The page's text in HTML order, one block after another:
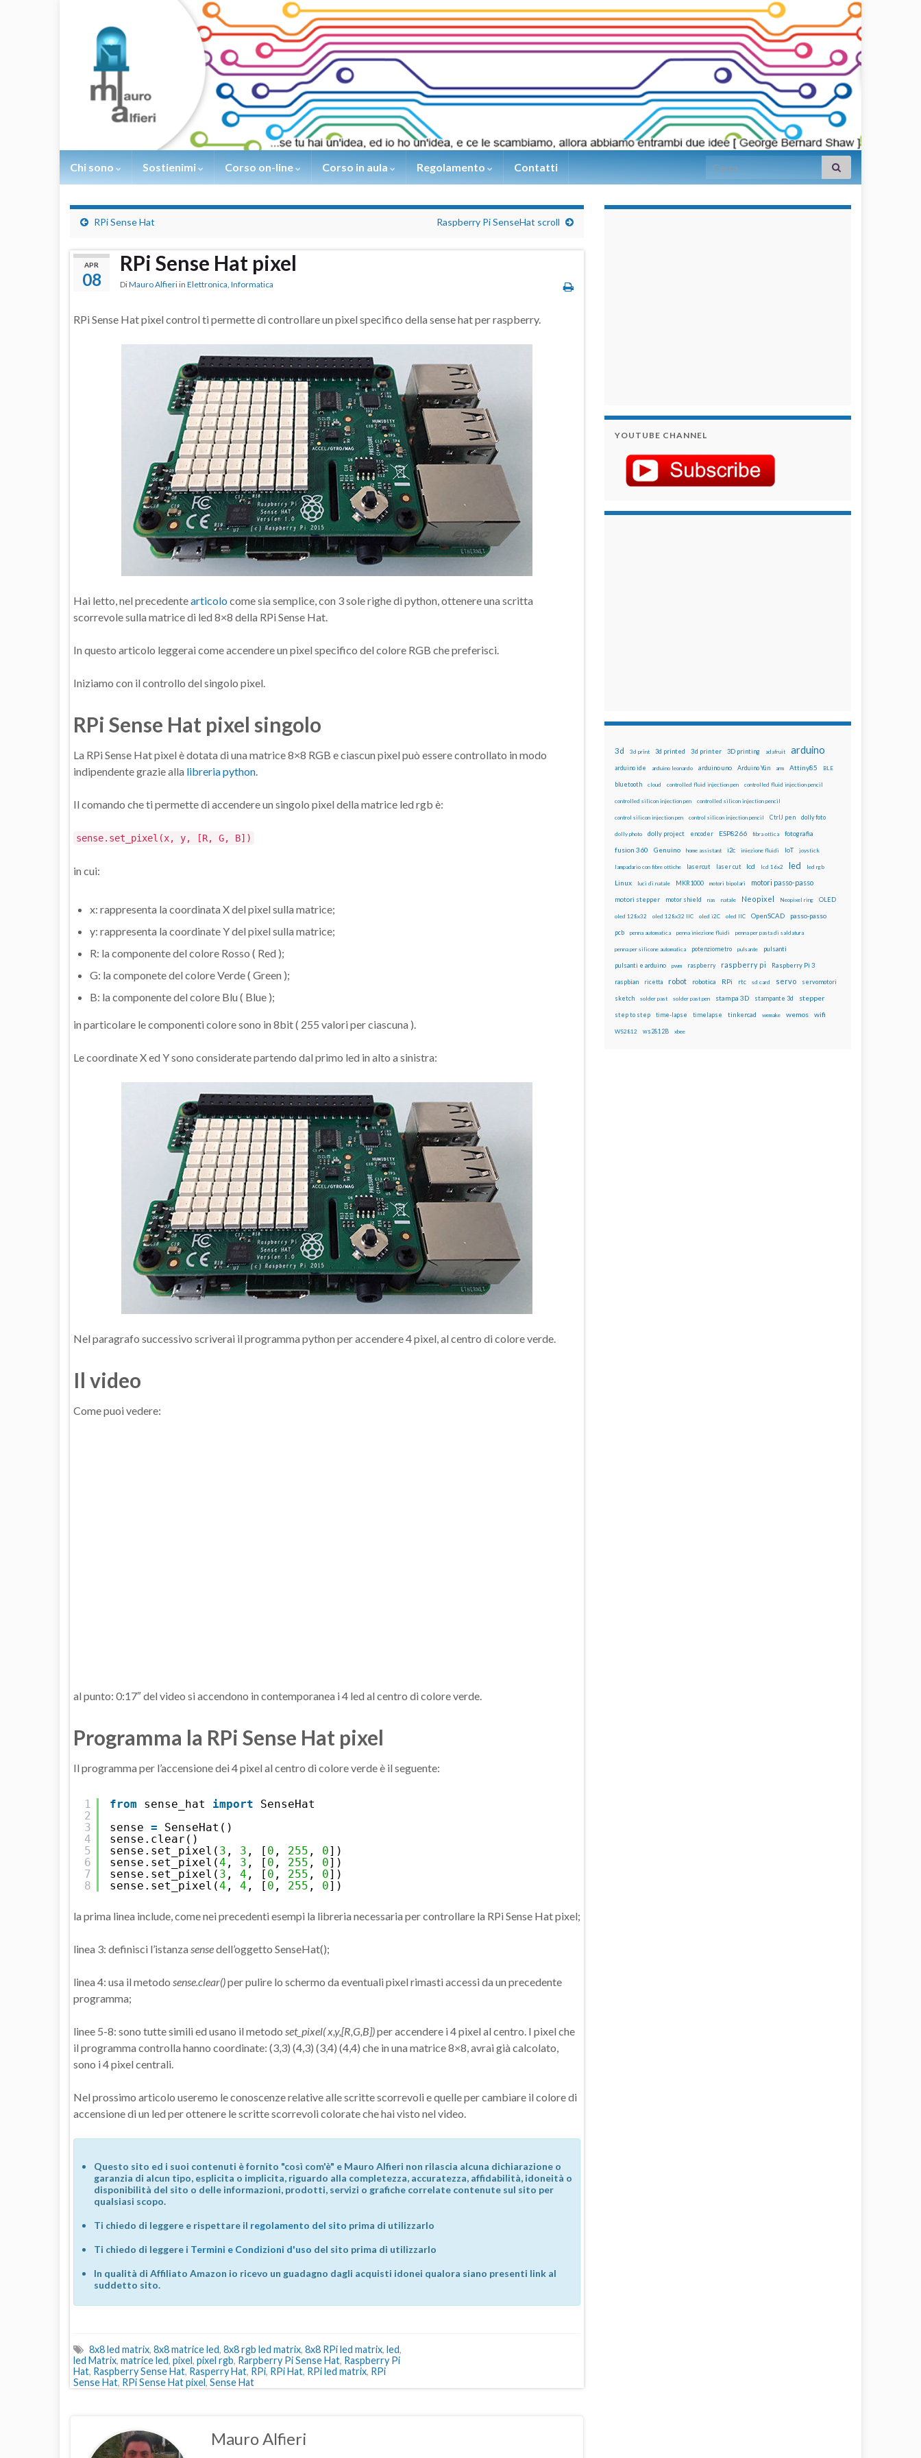
Chi sono Sostienimi Corso on-line Corso in aula Regolamento Contatti Search for:
RPi Sense Hat Raspberry Pi SenseHat scroll
APR
08
RPi Sense Hat pixel
DiMauro Alfieri in Elettronica, Informatica
RPi Sense Hat pixel control ti permette di controllare un pixel specifico della sense hat per raspberry.
Hai letto, nel precedentearticolo come sia semplice, con 3 sole righe di python, ottenere una scritta
scorrevole sulla matrice di led 8×8 della RPi Sense Hat.
In questo articolo leggerai come accendere un pixel specifico del colore RGB che preferisci.
Iniziamo con il controllo del singolo pixel.
RPi Sense Hat pixel singolo
La RPi Sense Hat pixel è dotata di una matrice 8×8 RGB e ciascun pixel può essere controllato in modo
indipendente grazie alla libreria python.
Il comando che ti permette di accendere un singolo pixel della matrice led rgb è:
sense.set_pixel(x, y, [R, G, B])
in cui:
x: rappresenta la coordinata X del pixel sulla matrice;
y: rappresenta la coordinate Y del pixel sulla matrice;
R: la componente del colore Rosso ( Red );
G: la componete del colore Verde ( Green );
B: la componente del colore Blu ( Blue );
in particolare le componenti colore sono in 8bit ( 255 valori per ciascuna ).
Le coordinate X ed Y sono considerate partendo dal primo led in alto a sinistra:
Nel paragrafo successivo scriverai il programma python per accendere 4 pixel, al centro di colore verde.
Il video
Come puoi vedere:
al punto: 0:17″ del video si accendono in contemporanea i 4 led al centro di colore verde.
Programma la RPi Sense Hat pixel
Il programma per l’accensione dei 4 pixel al centro di colore verde è il seguente:
1
2
3
4
5
6
7
8
from sense_hat import
SenseHat
sense =
SenseHat()
sense.clear()
sense.set_pixel( 3 , 3 , [ 0 , 255 , 0])
sense.set_pixel(4 , 3 , [ 0 , 255 , 0])
sense.set_pixel( 3 , 4 , [ 0 , 255 , 0])
sense.set_pixel(4 , 4 , [ 0 , 255 , 0])
la prima linea include, come nei precedenti esempi la libreria necessaria per controllare la RPi Sense Hat pixel;
linea 3: definisci l’istanza sensedell’oggetto SenseHat();
linea 4: usa il metodo sense.clear()per pulire lo schermo da eventuali pixel rimasti accessi da un precedente
programma;
linee 5-8: sono tutte simili ed usano il metodo set_pixel( x,y,[R,G,B])per accendere i 4 pixel al centro. I pixel che
il programma controlla hanno coordinate: (3,3) (4,3) (3,4) (4,4) che in una matrice 8×8, avrai già calcolato,
sono i 4 pixel centrali.
Nel prossimo articolo useremo le conoscenze relative alle scritte scorrevoli e quelle per cambiare il colore di
accensione di un led per ottenere le scritte scorrevoli colorate che hai visto nel video.
Questo sito ed i suoi contenuti è fornito "così com'è" e Mauro Alfieri non rilascia alcuna dichiarazione o
garanzia di alcun tipo, esplicita o implicita, riguardo alla completezza, accuratezza, affidabilità, idoneità o
disponibilità del sito o delle informazioni, prodotti, servizi o grafiche correlate contenute sul sito per
qualsiasi scopo.
Ti chiedo di leggere e rispettare il regolamento del sito prima di utilizzarlo
Ti chiedo di leggere i Termini e Condizioni d'uso del sito prima di utilizzarlo
In qualità di Affiliato Amazon io ricevo un guadagno dagli acquisti idonei qualora siano presenti link al
suddetto sito.
8x8 led matrix, 8x8 matrice led, 8x8 rgb led matrix, 8x8 RPi led matrix, led,
led Matrix, matrice led, pixel, pixel rgb, Rarpberry Pi Sense Hat, Raspberry Pi
Hat, Raspberry Sense Hat, Rasperry Hat, RPi, RPi Hat, RPi led matrix, RPi
Sense Hat, RPi Sense Hat pixel, Sense Hat
Mauro Alfieri
YOUTUBE CHANNEL
3d 3d print 3d printed 3d printer 3D printing adafruit arduino
arduino ide arduino leonardo arduino uno Arduino Yún arm Attiny85 BLE
bluetooth cloud controlled fluid injection pen controlled fluid injection pencil
controlled silicon injection pen controlled silicon injection pencil
control silicon injection pen control silicon injection pencil CtrlJ pen dolly foto
dolly photo dolly project encoder ESP8266 fibra ottica fotografia
fusion 360 Genuino home assistant i2c iniezione fluidi IoT joystick
lampadario con fibre ottiche lasercut laser cut lcd lcd 16x2 led led rgb
Linux luci di natale MKR1000 motori bipolari motori passo-passo
motori stepper motor shield nas natale Neopixel Neopixel ring OLED
oled 128x32 oled 128x32 IIC oled i2C oled IIC OpenSCAD passo-passo
pcb penna automatica penna iniezione fluidi penna per pasta di saldatura
penna per silicone automatica potenziometro pulsante pulsanti
pulsanti e arduino pwm raspberry raspberry pi Raspberry Pi 3
raspbian ricetta robot robotica RPi rtc sd card servo servomotori
sketch solder past solder past pen stampa 3D stampante 3d stepper
step to step time-lapse timelapse tinkercad wemake wemos wifi
WS2812 ws2812B xbee